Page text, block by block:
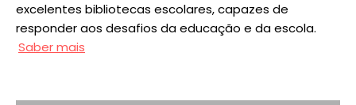
excelentes bibliotecas escolares, capazes de
responder aos desafios da educação e da escola.
Saber mais